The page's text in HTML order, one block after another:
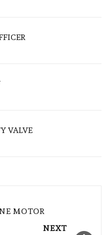
VALVE
MOTOR
NEXT